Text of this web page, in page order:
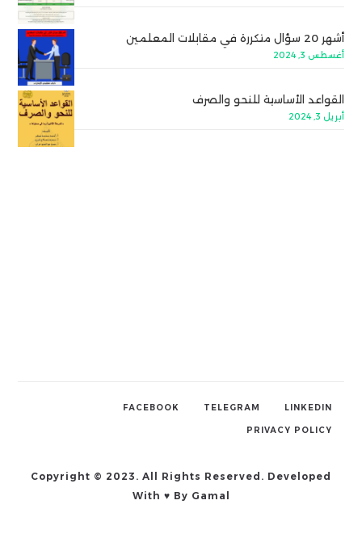
أشهر 20 سؤال متكررة في مقابلات المعلمين
أغسطس 3, 2024
القواعد الأساسية للنحو والصرف
أبريل 3, 2024
LINKEDIN
TELEGRAM
FACEBOOK
PRIVACY POLICY
Copyright © 2023. All Rights Reserved. Developed
With ♥ By Gamal